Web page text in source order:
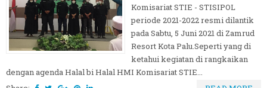
Komisariat STIE - STISIPOL
periode 2021-2022 resmi dilantik
pada Sabtu, 5 Juni 2021 di Zamrud
Resort Kota Palu.Seperti yang di
ketahui kegiatan di rangkaikan
dengan agenda Halal bi Halal HMI Komisariat STIE...